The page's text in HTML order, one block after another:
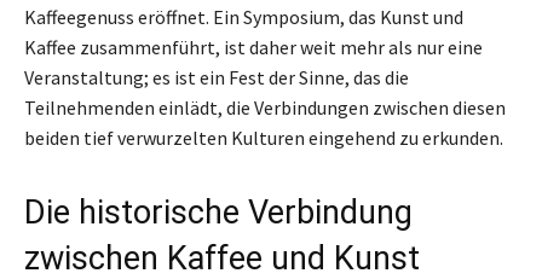
Kaffeegenuss eröffnet. Ein Symposium, das Kunst und
Kaffee zusammenführt, ist daher weit mehr als nur eine
Veranstaltung; es ist ein Fest der Sinne, das die
Teilnehmenden einlädt, die Verbindungen zwischen diesen
beiden tief verwurzelten Kulturen eingehend zu erkunden.
Die historische Verbindung
zwischen Kaffee und Kunst